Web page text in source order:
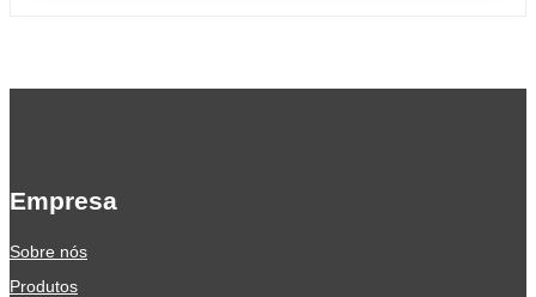
Empresa
Sobre nós
Produtos